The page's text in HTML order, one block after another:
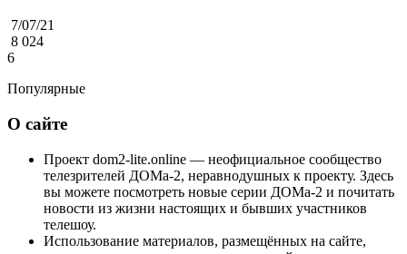
7/07/21
8 024
6
Популярные
О сайте
Проект dom2-lite.online — неофициальное сообщество
телезрителей ДОМа-2, неравнодушных к проекту. Здесь
вы можете посмотреть новые серии ДОМа-2 и почитать
новости из жизни настоящих и бывших участников
телешоу.
Использование материалов, размещённых на сайте,